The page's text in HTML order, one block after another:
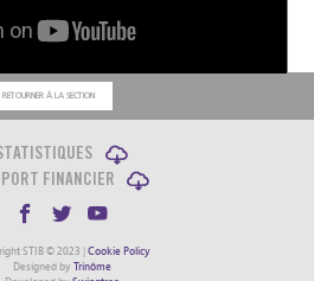
RETOURNER À LA SECTION
FINANCIER
STIB © 2023 | Cookie Policy
Designed by Trinôme